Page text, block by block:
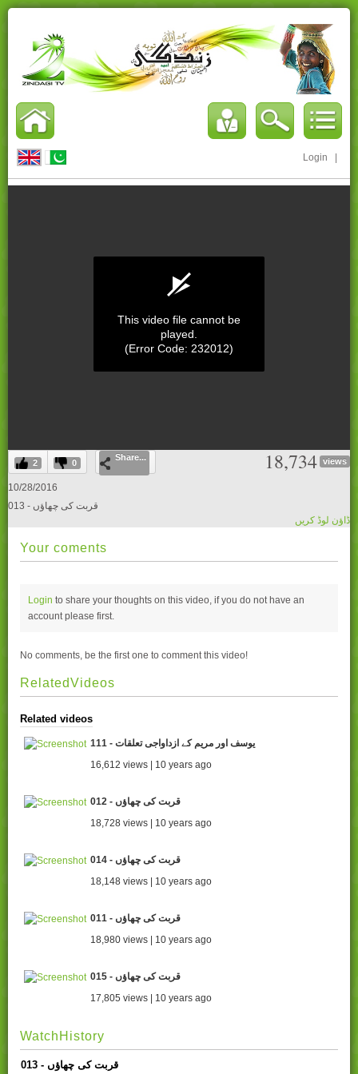
Login
0
seconds
of
0
This video file cannot be
played.
(Error Code: 232012)
2 0
Share... 18,734 views
10/28/2016
013 - قربت کی چھاؤں
ڈاؤن لوڈ کریں
Your coments
Login to share your thoughts on this video, if you do not have an
account please first.
No comments, be the first one to comment this video!
RelatedVideos
Related videos
111 - یوسف اور مریم کے ازداواجی تعلقات
16,612 views | 10 years ago
012 - قربت کی چھاؤں
18,728 views | 10 years ago
014 - قربت کی چھاؤں
18,148 views | 10 years ago
011 - قربت کی چھاؤں
18,980 views | 10 years ago
015 - قربت کی چھاؤں
17,805 views | 10 years ago
WatchHistory
013 - قربت کی چھاؤں